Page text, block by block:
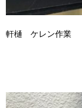
軒樋 ケレン作業